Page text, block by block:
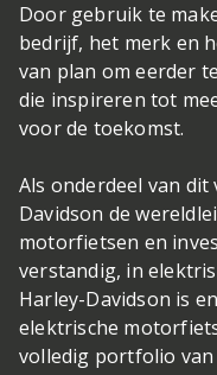
Door gebruik te
bedrijf, het merk en
van plan om eerder
die inspireren tot
voor de toekomst.
Als onderdeel van
Davidson de
motorfietsen en
verstandig, in
Harley-Davidson is
elektrische
volledig portfolio